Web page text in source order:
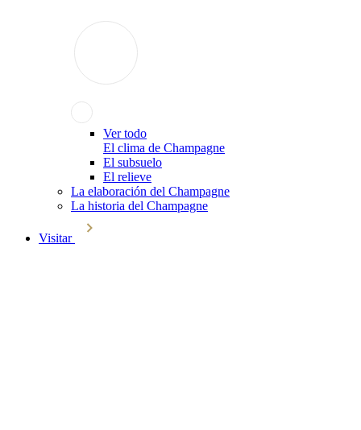
Ver todo
El clima de Champagne
El subsuelo
El relieve
La elaboración del Champagne
La historia del Champagne
Visitar